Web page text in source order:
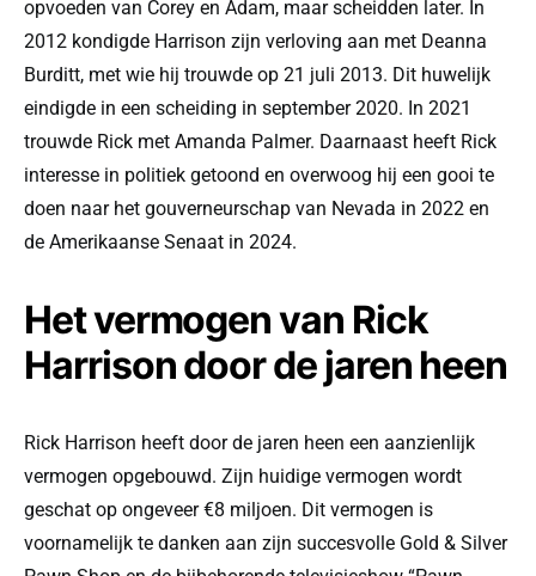
opvoeden van Corey en Adam, maar scheidden later. In
2012 kondigde Harrison zijn verloving aan met Deanna
Burditt, met wie hij trouwde op 21 juli 2013. Dit huwelijk
eindigde in een scheiding in september 2020. In 2021
trouwde Rick met Amanda Palmer. Daarnaast heeft Rick
interesse in politiek getoond en overwoog hij een gooi te
doen naar het gouverneurschap van Nevada in 2022 en
de Amerikaanse Senaat in 2024.
Het vermogen van Rick
Harrison door de jaren heen
Rick Harrison heeft door de jaren heen een aanzienlijk
vermogen opgebouwd. Zijn huidige vermogen wordt
geschat op ongeveer €8 miljoen. Dit vermogen is
voornamelijk te danken aan zijn succesvolle Gold & Silver